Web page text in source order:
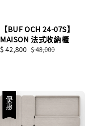
【BUF OCH 24-07S】
MAISON 法式收納櫃
Sale
$ 42,800 Regular
$ 48,000
優惠